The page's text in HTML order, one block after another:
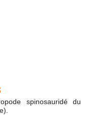
spinosauridé du